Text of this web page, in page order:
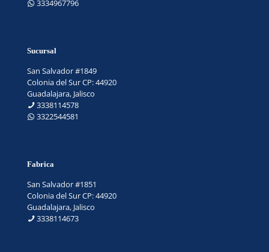
3334967796
Sucursal
San Salvador #1849
Colonia del Sur CP: 44920
Guadalajara, Jalisco
3338114578
3322544581
Fabrica
San Salvador #1851
Colonia del Sur CP: 44920
Guadalajara, Jalisco
3338114673